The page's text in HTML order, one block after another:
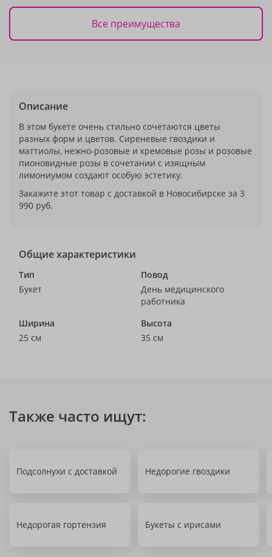
Все преимущества
Описание
В этом букете очень стильно сочетаются цветы
разных форм и цветов. Сиреневые гвоздики и
маттиолы, нежно-розовые и кремовые розы и розовые
пионовидные розы в сочетании с изящным
лимониумом создают особую эстетику.
Закажите этот товар с доставкой в Новосибирске за 3
990 руб.
Общие характеристики
Тип
Букет
Повод
День медицинского
работника
Ширина
25 см
Высота
35 см
Также часто ищут:
Подсолнухи с доставкой Недорогие гвоздики
Недорогая гортензия Букеты с ирисами